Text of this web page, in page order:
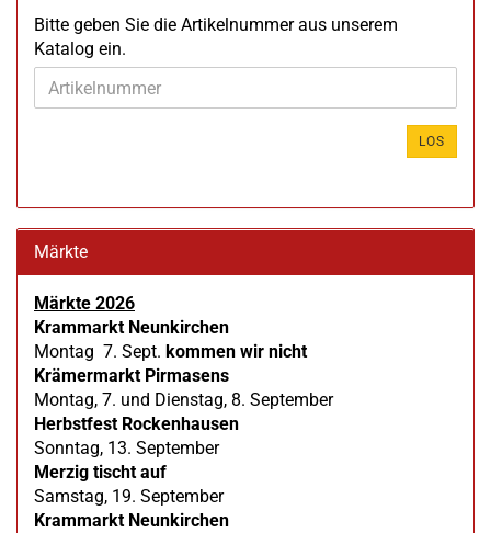
BITTE
GEBEN
SIE
DIE
Bitte geben Sie die Artikelnummer aus unserem
Katalog ein.
LOS
Märkte
Märkte 2026
Krammarkt Neunkirchen
Montag 7. Sept. kommen wir nicht
Krämermarkt Pirmasens
Montag, 7. und Dienstag, 8. September
Herbstfest Rockenhausen
Sonntag, 13. September
Merzig tischt auf
Samstag, 19. September
Krammarkt Neunkirchen